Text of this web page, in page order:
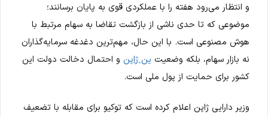
و انتظار می‌رود هفته را با عملکردی قوی به پایان برسانند؛
موضوعی که تا حدی ناشی از بازگشت تقاضا به سهام مرتبط با
هوش مصنوعی است. با این حال، مهم‌ترین دغدغه سرمایه‌گذاران
نه بازار سهام، بلکه وضعیت ین ژاپن و احتمال دخالت دولت این
کشور برای حمایت از پول ملی است.
وزیر دارایی ژاپن اعلام کرده است که توکیو برای مقابله با تضعیف